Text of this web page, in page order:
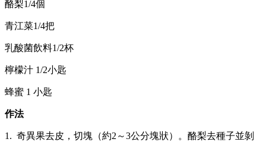
酪梨1/4個
青江菜1/4把
乳酸菌飲料1/2杯
檸檬汁 1/2小匙
蜂蜜 1 小匙
作法
1. 奇異果去皮，切塊（約2～3公分塊狀）。酪梨去種子並剝